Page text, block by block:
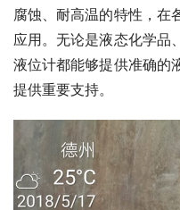
腐蚀、耐高温的特性，在
应用。无论是液态化学品
液位计都能够提供准确的
提供重要支持。